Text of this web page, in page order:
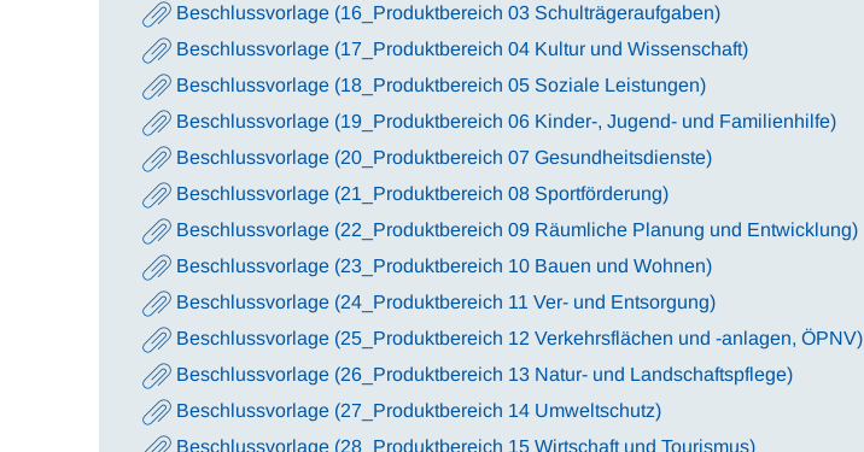
Beschlussvorlage (16_Produktbereich 03 Schulträgeraufgaben)
Beschlussvorlage (17_Produktbereich 04 Kultur und Wissenschaft)
Beschlussvorlage (18_Produktbereich 05 Soziale Leistungen)
Beschlussvorlage (19_Produktbereich 06 Kinder-, Jugend- und Familienhilfe)
Beschlussvorlage (20_Produktbereich 07 Gesundheitsdienste)
Beschlussvorlage (21_Produktbereich 08 Sportförderung)
Beschlussvorlage (22_Produktbereich 09 Räumliche Planung und Entwicklung)
Beschlussvorlage (23_Produktbereich 10 Bauen und Wohnen)
Beschlussvorlage (24_Produktbereich 11 Ver- und Entsorgung)
Beschlussvorlage (25_Produktbereich 12 Verkehrsflächen und -anlagen, ÖPNV)
Beschlussvorlage (26_Produktbereich 13 Natur- und Landschaftspflege)
Beschlussvorlage (27_Produktbereich 14 Umweltschutz)
Beschlussvorlage (28_Produktbereich 15 Wirtschaft und Tourismus)